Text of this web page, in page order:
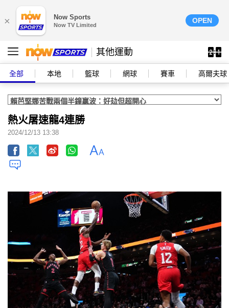
× Now Sports
Now TV Limited
OPEN
其他運動
全部 本地 籃球 網球 賽車 高爾夫球
熱火屠速龍4連勝
2024/12/13 13:38